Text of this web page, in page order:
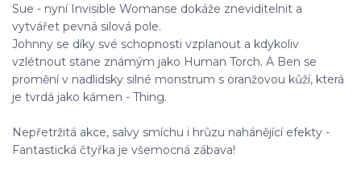
Sue - nyní Invisible Womanse dokáže zneviditelnit a
vytvářet pevná silová pole.
Johnny se díky své schopnosti vzplanout a kdykoliv
vzlétnout stane známým jako Human Torch. A Ben se
promění v nadlidsky silné monstrum s oranžovou kůží, která
je tvrdá jako kámen - Thing.
Nepřetržitá akce, salvy smíchu i hrůzu nahánějící efekty -
Fantastická čtyřka je všemocná zábava!